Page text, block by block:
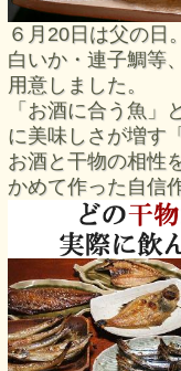
６月20日は父の日
白いか・連子鯛等
用意しました。
「お酒に合う魚」
に美味しさが増す
お酒と干物の相性
かめて作った自信